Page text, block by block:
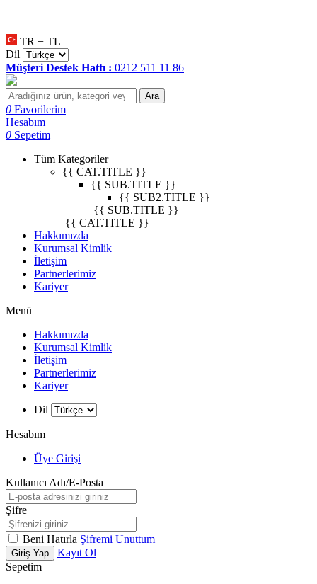
TR − TL
Dil
Müşteri Destek Hattı : 0212 511 11 86
Ara
0 Favorilerim
Hesabım
0 Sepetim
Tüm Kategoriler
{{ CAT.TITLE }}
{{ SUB.TITLE }}
{{ SUB2.TITLE }}
{{ SUB.TITLE }}
{{ CAT.TITLE }}
Hakkımızda
Kurumsal Kimlik
İletişim
Partnerlerimiz
Kariyer
Menü
Hakkımızda
Kurumsal Kimlik
İletişim
Partnerlerimiz
Kariyer
Dil
Hesabım
Üye Girişi
Kullanıcı Adı/E-Posta
Şifre
Beni Hatırla Şifremi Unuttum
Giriş Yap
Kayıt Ol
Sepetim